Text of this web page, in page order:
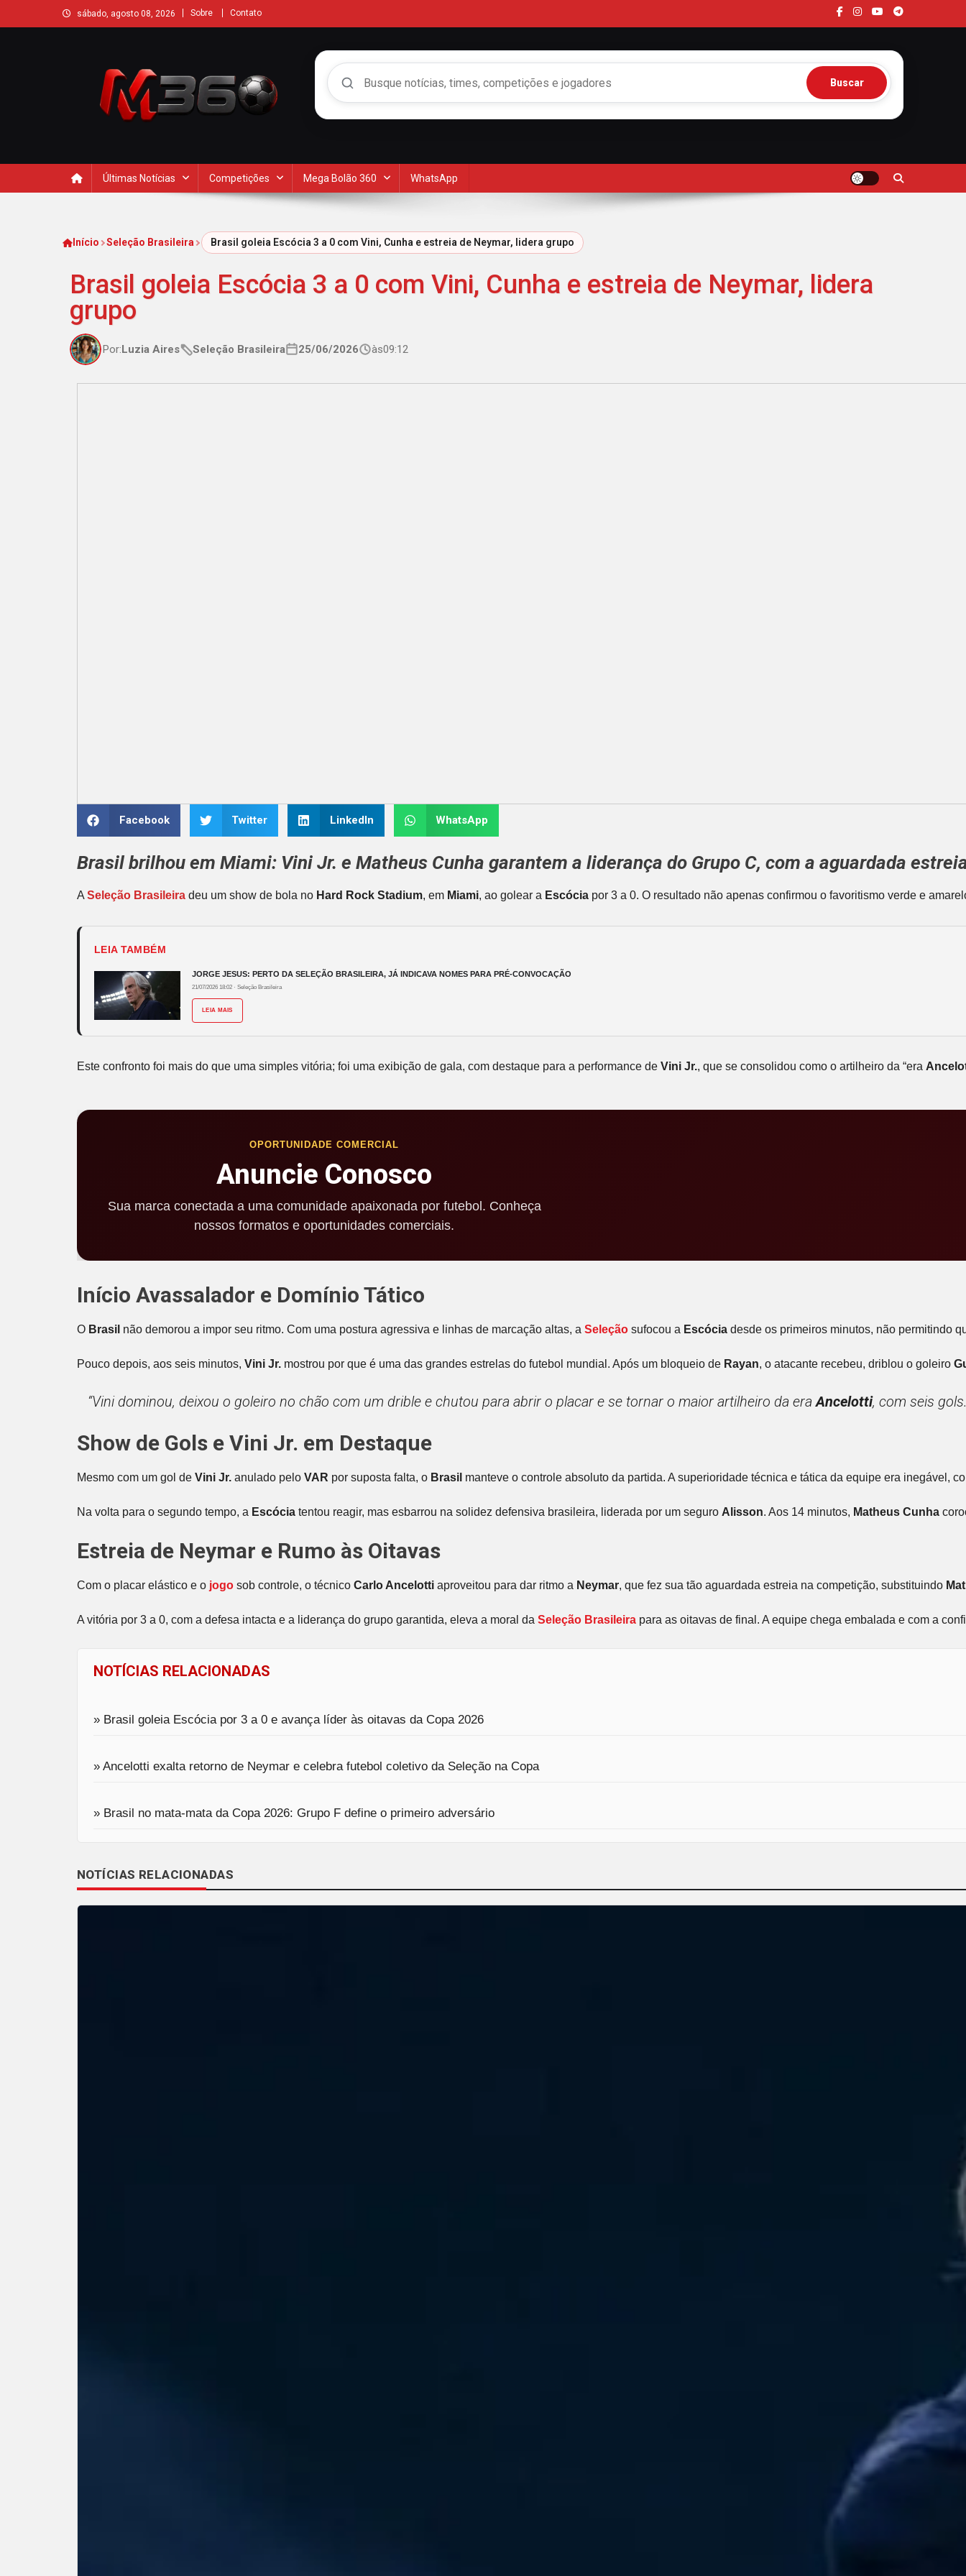
sábado, agosto 08, 2026 Sobre Contato
Buscar no Mengão 360
Buscar
Últimas Notícias Competições Mega Bolão 360 WhatsApp
Início Seleção Brasileira Brasil goleia Escócia 3 a 0 com Vini, Cunha e estreia de Neymar, lidera grupo
Brasil goleia Escócia 3 a 0 com Vini, Cunha e estreia de Neymar, lidera
grupo
Por:Luzia Aires Seleção Brasileira 25/06/2026 às09:12
Facebook Twitter LinkedIn WhatsApp
Brasil brilhou em Miami: Vini Jr. e Matheus Cunha garantem a liderança do Grupo C, com a aguardada
A Seleção Brasileira deu um show de bola no Hard Rock Stadium, em Miami, ao golear a Escócia por 3 a 0. O resultado não apenas confirmou o favoritismo verde e
LEIA TAMBÉM
JORGE JESUS: PERTO DA SELEÇÃO BRASILEIRA, JÁ INDICAVA NOMES PARA PRÉ-CONVOCAÇÃO
21/07/2026 18:02 · Seleção Brasileira
LEIA MAIS
Este confronto foi mais do que uma simples vitória; foi uma exibição de gala, com destaque para a performance de Vini Jr., que se consolidou como o artilheiro da “era
OPORTUNIDADE COMERCIAL
Anuncie Conosco
Sua marca conectada a uma comunidade apaixonada por futebol. Conheça
nossos formatos e oportunidades comerciais.
Início Avassalador e Domínio Tático
O Brasil não demorou a impor seu ritmo. Com uma postura agressiva e linhas de marcação altas, a Seleção sufocou a Escócia desde os primeiros minutos, não permitindo
Pouco depois, aos seis minutos, Vini Jr. mostrou por que é uma das grandes estrelas do futebol mundial. Após um bloqueio de Rayan, o atacante recebeu, driblou o goleiro
“Vini dominou, deixou o goleiro no chão com um drible e chutou para abrir o placar e se tornar o maior artilheiro da eraAncelotti, com seis
Show de Gols e Vini Jr. em Destaque
Mesmo com um gol de Vini Jr. anulado pelo VAR por suposta falta, o Brasil manteve o controle absoluto da partida. A superioridade técnica e tática da equipe era inegável,
Na volta para o segundo tempo, a Escócia tentou reagir, mas esbarrou na solidez defensiva brasileira, liderada por um seguro Alisson. Aos 14 minutos, Matheus Cunha
Estreia de Neymar e Rumo às Oitavas
Com o placar elástico e o jogo sob controle, o técnico Carlo Ancelotti aproveitou para dar ritmo a Neymar, que fez sua tão aguardada estreia na competição, substituindo
A vitória por 3 a 0, com a defesa intacta e a liderança do grupo garantida, eleva a moral da Seleção Brasileira para as oitavas de final. A equipe chega embalada e com a
NOTÍCIAS RELACIONADAS
» Brasil goleia Escócia por 3 a 0 e avança líder às oitavas da Copa 2026
» Ancelotti exalta retorno de Neymar e celebra futebol coletivo da Seleção na Copa
» Brasil no mata-mata da Copa 2026: Grupo F define o primeiro adversário
NOTÍCIAS RELACIONADAS